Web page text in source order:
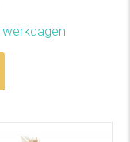
werkdagen